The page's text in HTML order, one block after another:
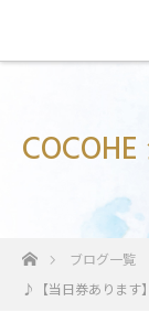
ホームブログ一覧
♪【当日券あります】